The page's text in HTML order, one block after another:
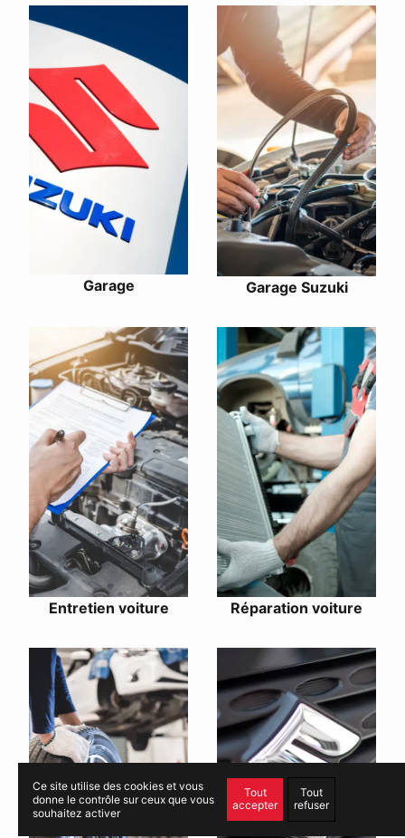
Garage Garage Suzuki
Entretien voiture Réparation voiture
Ce site utilise des cookies et vous
donne le contrôle sur ceux que vous
souhaitez activer
Tout
accepter
Tout
refuser